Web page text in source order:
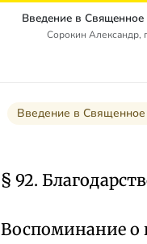
Сорокин Александр,
Введение в
§ 92.
Воспоминание о